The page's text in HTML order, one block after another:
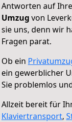
Antworten auf
Umzug von
sie uns, denn wir
Fragen parat.
Ob ein
ein gewerblicher
Sie problemlos
Allzeit bereit für
Klaviertransport,